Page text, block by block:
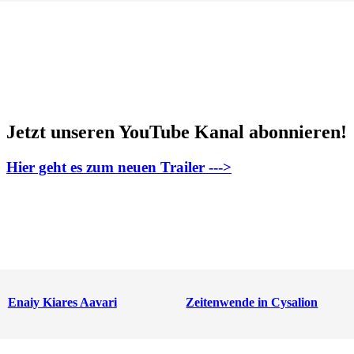
Jetzt unseren YouTube Kanal abonnieren!
Hier geht es zum neuen Trailer --->
Enaiy Kiares Aavari Zeitenwende in Cysalion